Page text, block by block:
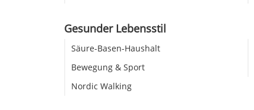
Gesunder Lebensstil
Säure-Basen-Haushalt
Bewegung & Sport
Nordic Walking